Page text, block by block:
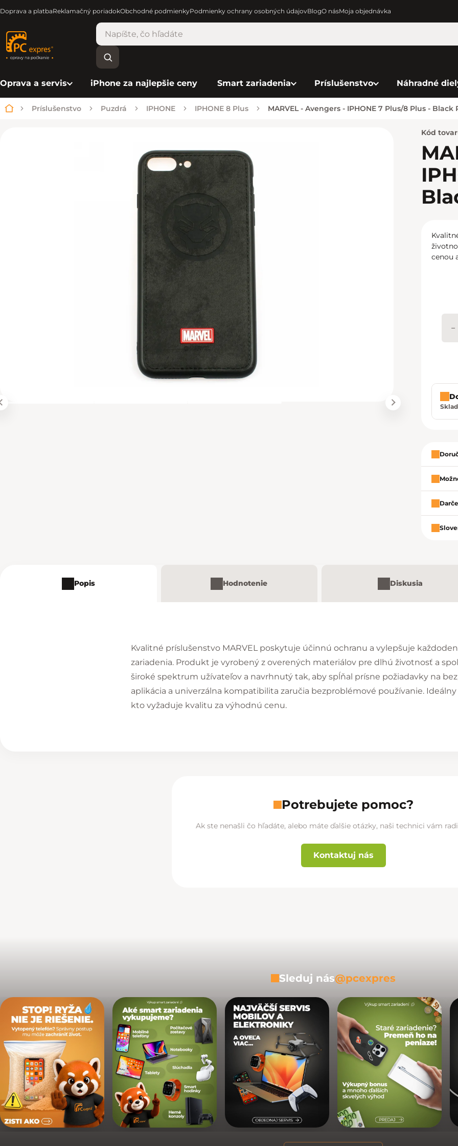
Doprava a platbaReklamačný poriadokObchodné podmienkyPodmienky ochrany osobných údajovBlogO násMoja objednávka
Oprava a servis iPhone za najlepšie ceny Smart zariadenia Príslušenstvo Náhradné
Domov
Príslušenstvo Puzdrá IPHONE IPHONE 8 Plus MARVEL - Avengers - IPHONE 7 Plus/8 Plus - Black
Kód
cenou
−
Popis Hodnotenie Diskusia
Kvalitné príslušenstvo MARVEL poskytuje účinnú ochranu a vylepšuje
zariadenia. Produkt je vyrobený z overených materiálov pre dlhú životnosť a
široké spektrum užívateľov a navrhnutý tak, aby spĺňal prísne požiadavky na
aplikácia a univerzálna kompatibilita zaručia bezproblémové používanie.
kto vyžaduje kvalitu za výhodnú cenu.
Potrebujete pomoc?
Ak ste nenašli čo hľadáte, alebo máte ďalšie otázky, naši technici vám
Kontaktuj nás
Sleduj nás@pcexpres